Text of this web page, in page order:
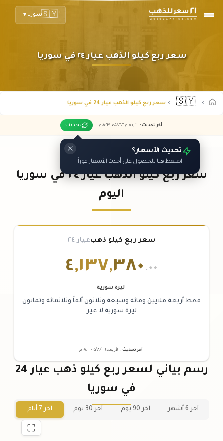
🇸🇾سوريا ▼
سعر ربع كيلو الذهب عيار ٢٤ في سوريا
🇸🇾 سعر ربع كيلو الذهب عيار 24 في سوريا
آخر تحديث : الأربعاء ٠٥ /٠٨/٢٠٢٦ - ٠٨:٢٣ م تحديث
تحديث الأسعار؟
اضغط هنا للحصول على أحدث الأسعار فوراً
سعر ربع كيلو الذهب عيار ٢٤ في سوريا
اليوم
سعر ربع كيلو ذهبعيار ٢٤
٤,١٣٧,٣٨٠ .٠٠
ليرة سورية
فقط أربعة ملايين ومائة وسبعة وثلاثون ألفاً وثلاثمائة وثمانون
ليرة سورية لا غير
آخر تحديث : الأربعاء ٠٥ /٠٨/٢٠٢٦ - ٠٨:٢٣م
رسم بياني لسعر ربع كيلو ذهب عيار 24
في سوريا
آخر 6 أشهر آخر 90 يوم آخر 30 يوم آخر 7 أيام